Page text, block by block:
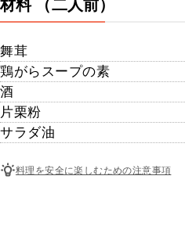
材料 （二人前）
舞茸
鶏がらスープの素
酒
片栗粉
サラダ油
料理を安全に楽しむための注意事項